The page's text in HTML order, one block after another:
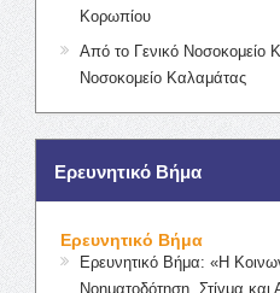
Κορωπίου
Από το Γενικό Νοσοκομείο
Νοσοκομείο Καλαμάτας
Ερευνητικό Βήμα
Ερευνητικό Βήμα
Ερευνητικό Βήμα: «Η
Νοηματοδότηση, Στίγμα